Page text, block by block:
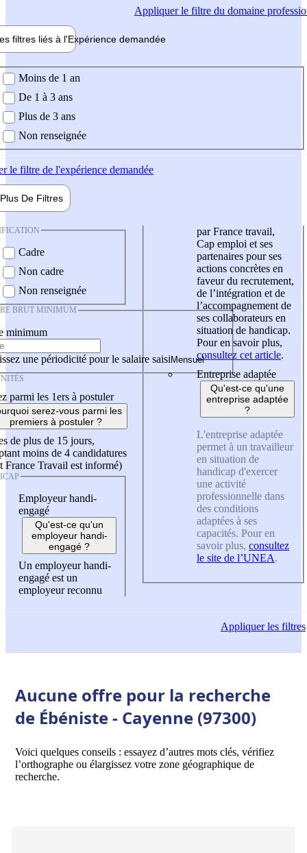
Appliquerle filtre du domaine
filtres liés à l'Expérience demandée
demandée
Moins de 1 an
De 1 à 3 ans
Plus de 3 ans
Non renseignée
le filtre de l'expérience demandée
Plus De Filtres
Cadre
Non cadre
Non renseignée
BRUT MINIMUM
minimum
une périodicité pour le salaire saisi
parmi les 1ers à postuler
serez-vous parmi les
premiers à postuler ?
de plus de 15 jours,
moins de 4 candidatures
France Travail est informé)
Employeur handi-
engagé
Qu'est-ce qu'un
employeur handi-
engagé ?
Un employeur handi-
engagé est un
employeur reconnu
par France travail,
Cap emploi et ses
partenaires pour ses
actions concrètes en
faveur du recrutement,
de l’intégration et de
l’accompagnement de
ses collaborateurs en
situation de handicap.
Pour en savoir plus,
consultez cet article.
Entreprise adaptée
Qu'est-ce qu'une
entreprise adaptée
?
L'entreprise adaptée
permet à un travailleur
en situation de
handicap d'exercer
une activité
professionnelle dans
des conditions
adaptées à ses
capacités. Pour en
savoir plus, consultez
le site de l’UNEA.
Appliquerles filtres
Aucune offre pour la recherche
de Ébéniste - Cayenne (97300)
Voici quelques conseils : essayez d’autres mots clés, vérifiez
l’orthographe ou élargissez votre zone géographique de
recherche.